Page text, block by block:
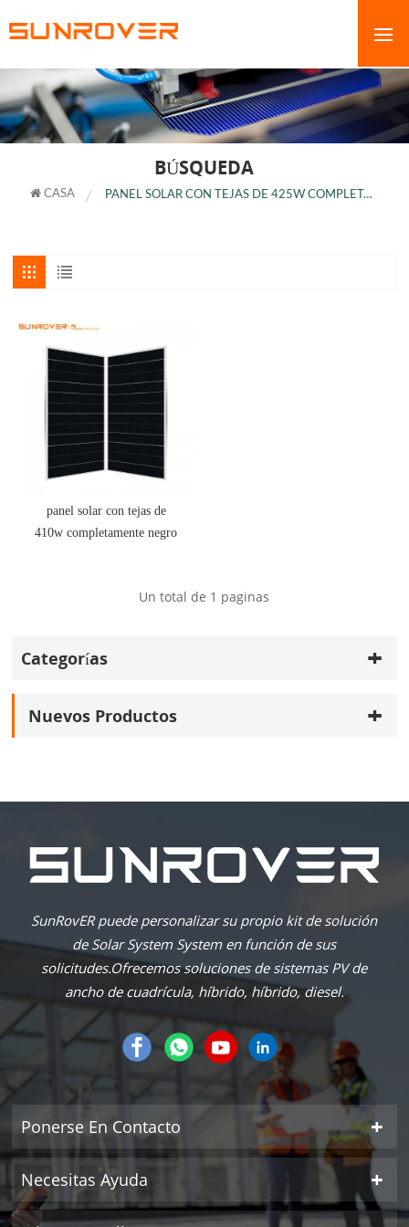
BÚSQUEDA
CASA PANEL SOLAR CON TEJAS DE 425W COMPLETAMENTE NEGRO
panel solar con tejas de
410w completamente negro
Un total de 1 paginas
Categorías
Nuevos Productos
SunRovER puede personalizar su propio kit de solución
de Solar System System en función de sus
solicitudes.Ofrecemos soluciones de sistemas PV de
ancho de cuadrícula, híbrido, híbrido, diesel.
Ponerse En Contacto
Necesitas Ayuda